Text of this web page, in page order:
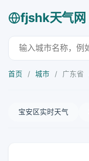
fjshk天气网
首页 / 城市 / 广东省
宝安区实时天气